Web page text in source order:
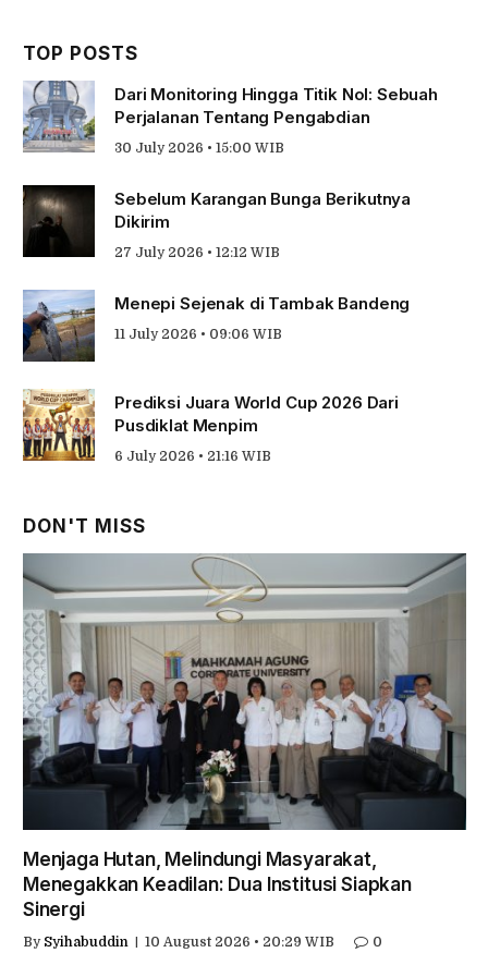
TOP POSTS
Dari Monitoring Hingga Titik Nol: Sebuah
Perjalanan Tentang Pengabdian
30 July 2026 • 15:00 WIB
Sebelum Karangan Bunga Berikutnya
Dikirim
27 July 2026 • 12:12 WIB
Menepi Sejenak di Tambak Bandeng
11 July 2026 • 09:06 WIB
Prediksi Juara World Cup 2026 Dari
Pusdiklat Menpim
6 July 2026 • 21:16 WIB
DON'T MISS
Menjaga Hutan, Melindungi Masyarakat,
Menegakkan Keadilan: Dua Institusi Siapkan
Sinergi
By Syihabuddin 10 August 2026 • 20:29 WIB 0